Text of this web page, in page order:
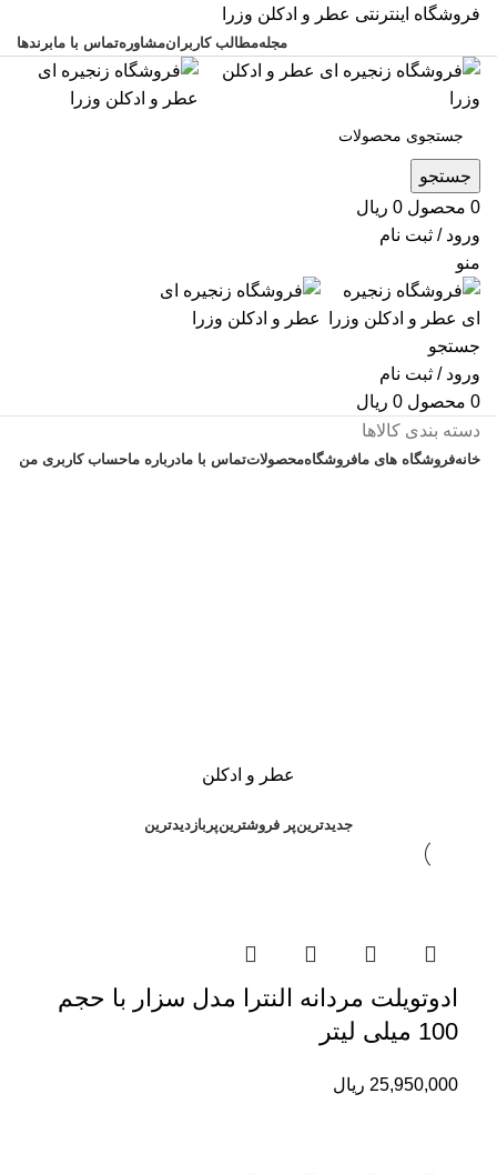
فروشگاه اینترنتی عطر و ادکلن وزرا
مجلهمطالب کاربرانمشاورهتماس با مابرندها
جستجو
0 محصول 0 ریال
ورود / ثبت نام
منو
جستجو
ورود / ثبت نام
0 محصول 0 ریال
دسته بندی کالاها
خانهفروشگاه های مافروشگاهمحصولاتتماس با مادرباره ماحساب کاربری من
عطر و ادکلن
جدیدترینپر فروشترینپربازدیدترین
ادوتویلت مردانه النترا مدل سزار با حجم
100 میلی لیتر
25,950,000 ریال